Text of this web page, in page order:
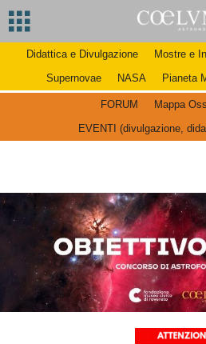
Didattica e Divulgazione Mostre e
Supernovae
NASA Pianeta
FORUM
Mappa
EVENTI (divulgazione,